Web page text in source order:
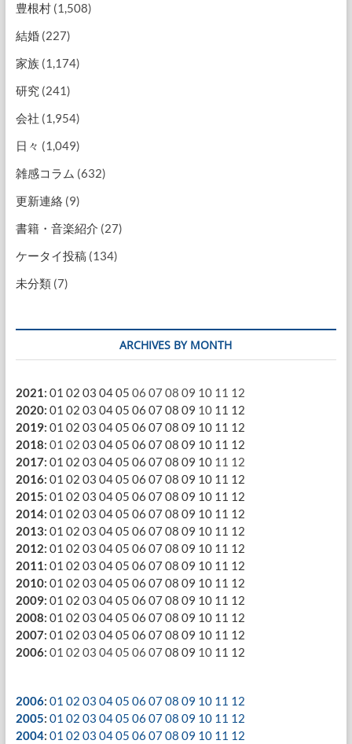
豊根村(1,508)
結婚(227)
家族(1,174)
研究(241)
会社 (1,954)
日々 (1,049)
雑感コラム (632)
更新連絡(9)
書籍・音楽紹介 (27)
ケータイ投稿(134)
未分類(7)
ARCHIVES BY MONTH
2021: 01 02 03 0405 06 07 08 09 10 11 12
2020: 01 02 03 0405 06 07 08 09 10 11 12
2019: 01 02 03 0405 06 07 08 09 10 11 12
2018: 01 02 03 0405 06 07 08 09 10 11 12
2017: 01 02 03 0405 06 07 08 09 10 11 12
2016: 01 02 03 0405 06 07 08 09 10 11 12
2015: 01 02 03 0405 06 07 08 09 10 11 12
2014: 01 02 03 0405 06 07 08 09 10 11 12
2013: 01 02 03 0405 06 07 08 09 10 11 12
2012: 01 02 03 0405 06 07 08 09 10 11 12
2011: 01 02 03 0405 06 07 08 09 10 11 12
2010: 01 02 03 0405 06 07 08 09 10 11 12
2009: 01 02 03 0405 06 07 08 09 10 11 12
2008: 01 02 03 0405 06 07 08 09 10 11 12
2007: 01 02 03 0405 06 07 08 09 10 11 12
2006: 01 02 03 0405 06 07 08 09 10 11 12
2006: 01 02 03 0405 06 0708 09 10 11 12
2005: 01 02 03 0405 06 0708 09 10 11 12
2004: 01 02 03 0405 06 0708 09 10 11 12